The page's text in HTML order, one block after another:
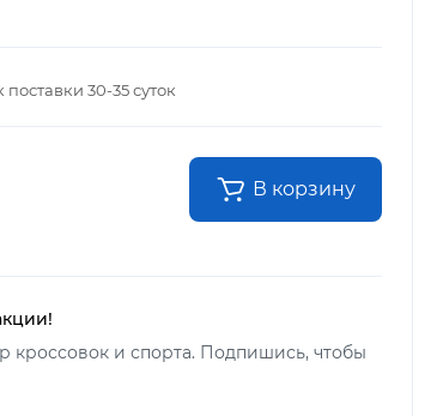
поставки 30-35 суток
В корзину
и спорта. Подпишись, чтобы